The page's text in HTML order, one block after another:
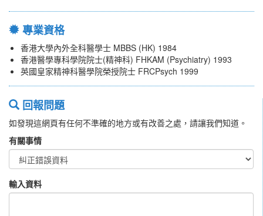
專業資格
香港大學內外全科醫學士 MBBS (HK) 1984
香港醫學專科學院院士(精神科) FHKAM (Psychiatry) 1993
英國皇家精神科醫學院榮授院士 FRCPsych 1999
回報問題
如發現這網頁有任何不準確的地方或有改善之處，請讓我們知道。
有關事情
輸入資料